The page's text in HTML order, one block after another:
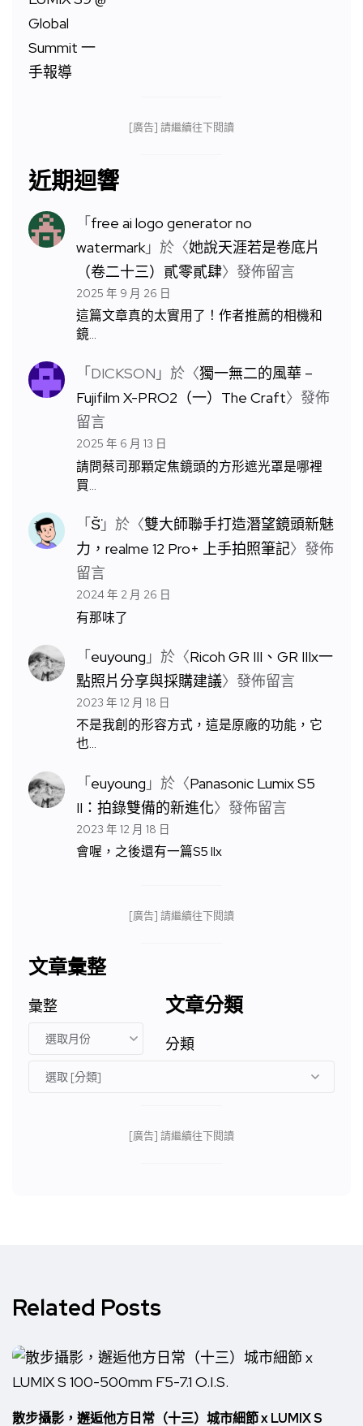
[廣告] 請繼續往下閱讀
近期迴響
「free ai logo generator no
watermark」於〈她說天涯若是卷底片
（卷二十三）貳零貳肆〉發佈留言
2025 年 9 月 26 日
這篇文章真的太實用了！作者推薦的相機和
鏡…
「DICKSON 」於〈獨一無二的風華 –
Fujifilm X-PRO2（一）The Craft〉發佈
留言
2025 年 6 月 13 日
請問蔡司那顆定焦鏡頭的方形遮光罩是哪裡
買…
「S̆̈」於〈雙大師聯手打造潛望鏡頭新魅
力，realme 12 Pro+ 上手拍照筆記〉發佈
留言
2024 年 2 月 26 日
有那味了
「euyoung 」於〈Ricoh GR III、GR IIIx一
點照片分享與採購建議〉發佈留言
2023 年 12 月 18 日
不是我創的形容方式，這是原廠的功能，它
也…
「euyoung 」於〈Panasonic Lumix S5
II：拍錄雙備的新進化〉發佈留言
2023 年 12 月 18 日
會喔，之後還有一篇S5 IIx
[廣告] 請繼續往下閱讀
文章彙整
彙整 文章分類
分類
[廣告] 請繼續往下閱讀
Related Posts
散步攝影，邂逅他方日常（十三）城市細節 x LUMIX S